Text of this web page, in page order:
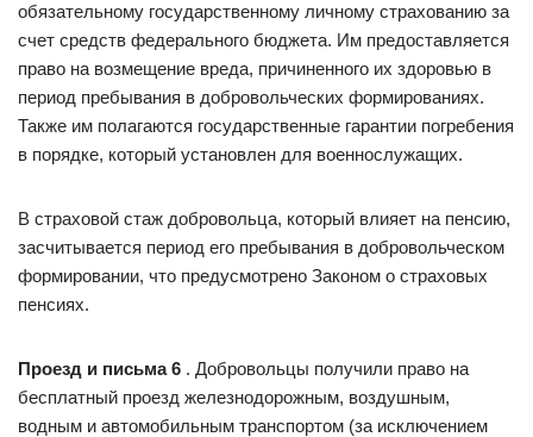
обязательному государственному личному страхованию за
счет средств федерального бюджета. Им предоставляется
право на возмещение вреда, причиненного их здоровью в
период пребывания в добровольческих формированиях.
Также им полагаются государственные гарантии погребения
в порядке, который установлен для военнослужащих.
В страховой стаж добровольца, который влияет на пенсию,
засчитывается период его пребывания в добровольческом
формировании, что предусмотрено Законом о страховых
пенсиях.
Проезд и письма 6 . Добровольцы получили право на
бесплатный проезд железнодорожным, воздушным,
водным и автомобильным транспортом (за исключением